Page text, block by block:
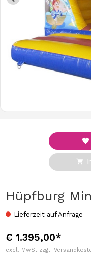
Hüpfburg
Lieferzeit auf Anfrage
€ 1.395,00*
excl. MwSt zzgl.